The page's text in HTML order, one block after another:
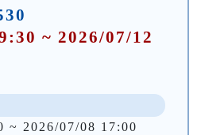
~ 2026/07/12
~ 2026/07/08 17:00